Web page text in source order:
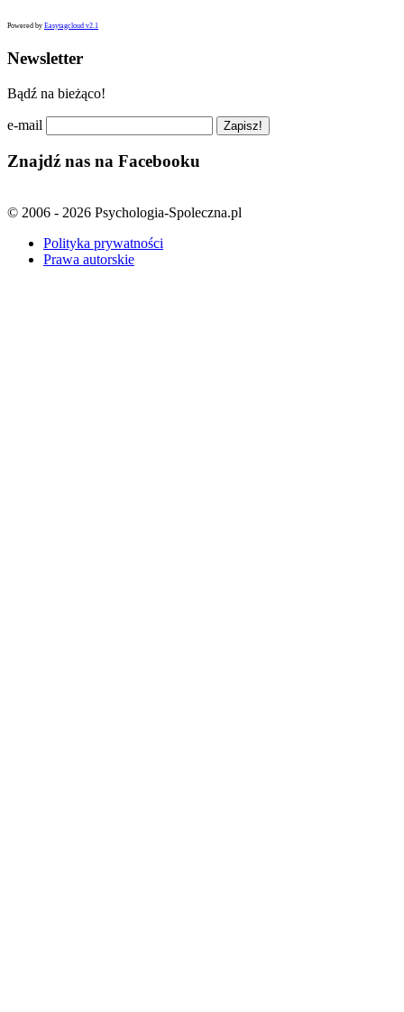
Powered by Easytagcloud v2.1
Newsletter
Bądź na bieżąco!
e-mail
Znajdź nas na Facebooku
© 2006 - 2026 Psychologia-Spoleczna.pl
Polityka prywatności
Prawa autorskie